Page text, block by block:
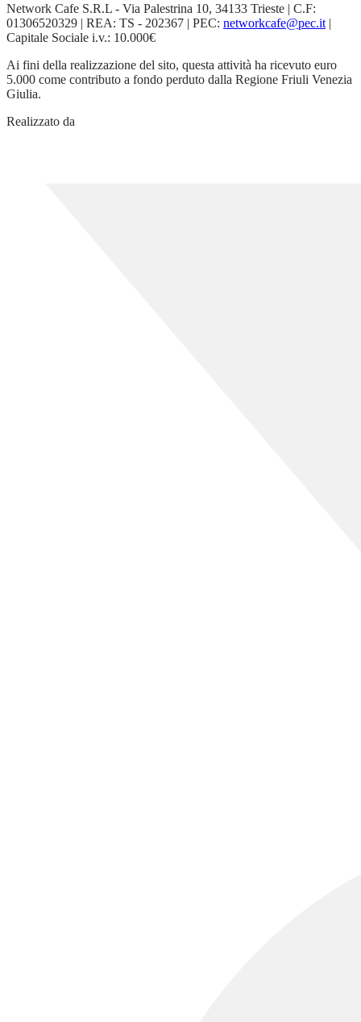
Network Cafe S.R.L - Via Palestrina 10, 34133 Trieste | C.F:
01306520329 | REA: TS - 202367 | PEC: networkcafe@pec.it |
Capitale Sociale i.v.: 10.000€
Ai fini della realizzazione del sito, questa attività ha ricevuto euro
5.000 come contributo a fondo perduto dalla Regione Friuli Venezia
Giulia.
Realizzato da